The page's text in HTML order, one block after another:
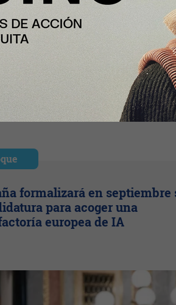
formalizará en septiembre
para acoger una
europea de IA